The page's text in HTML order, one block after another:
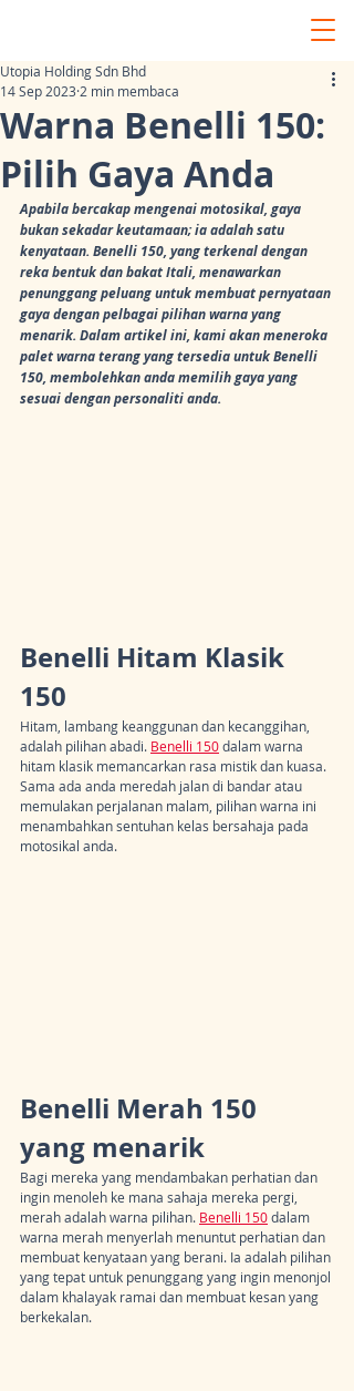
Warna Benelli 150:
Pilih Gaya Anda
Utopia Holding Sdn Bhd
14 Sep 2023 2 min membaca
Apabila bercakap mengenai motosikal, gaya
bukan sekadar keutamaan; ia adalah satu
kenyataan. Benelli 150, yang terkenal dengan
reka bentuk dan bakat Itali, menawarkan
penunggang peluang untuk membuat pernyataan
gaya dengan pelbagai pilihan warna yang
menarik. Dalam artikel ini, kami akan meneroka
palet warna terang yang tersedia untuk Benelli
150, membolehkan anda memilih gaya yang
sesuai dengan personaliti anda.
Benelli Hitam Klasik
150
Hitam, lambang keanggunan dan kecanggihan,
adalah pilihan abadi. Benelli 150 dalam warna
hitam klasik memancarkan rasa mistik dan kuasa.
Sama ada anda meredah jalan di bandar atau
memulakan perjalanan malam, pilihan warna ini
menambahkan sentuhan kelas bersahaja pada
motosikal anda.
Benelli Merah 150
yang menarik
Bagi mereka yang mendambakan perhatian dan
ingin menoleh ke mana sahaja mereka pergi,
merah adalah warna pilihan. Benelli 150 dalam
warna merah menyerlah menuntut perhatian dan
membuat kenyataan yang berani. Ia adalah pilihan
yang tepat untuk penunggang yang ingin menonjol
dalam khalayak ramai dan membuat kesan yang
berkekalan.